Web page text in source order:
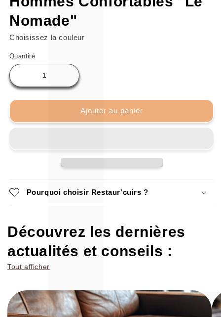
Nomade"
Choisissez la couleur
Quantité
Ajouter au panier
Pourquoi choisir Restaur'cuirs ?
Découvrez les dernières
actualités et conseils :
Tout afficher